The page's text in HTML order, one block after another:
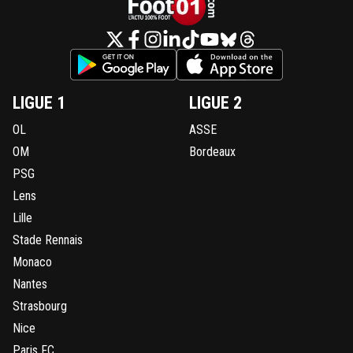
LIGUE 1
OL
OM
PSG
Lens
Lille
Stade Rennais
Monaco
Nantes
Strasbourg
Nice
LIGUE 2
ASSE
Bordeaux